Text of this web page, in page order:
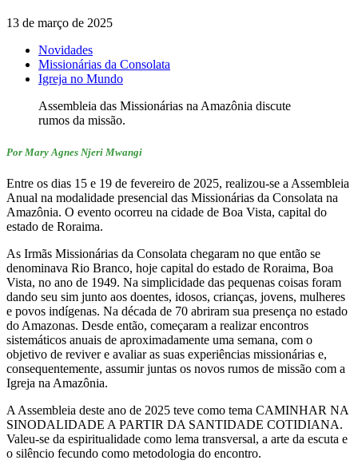
13 de março de 2025
Novidades
Missionárias da Consolata
Igreja no Mundo
Assembleia das Missionárias na Amazônia discute
rumos da missão.
Por Mary Agnes Njeri Mwangi
Entre os dias 15 e 19 de fevereiro de 2025, realizou-se a Assembleia
Anual na modalidade presencial das Missionárias da Consolata na
Amazônia. O evento ocorreu na cidade de Boa Vista, capital do
estado de Roraima.
As Irmãs Missionárias da Consolata chegaram no que então se
denominava Rio Branco, hoje capital do estado de Roraima, Boa
Vista, no ano de 1949. Na simplicidade das pequenas coisas foram
dando seu sim junto aos doentes, idosos, crianças, jovens, mulheres
e povos indígenas. Na década de 70 abriram sua presença no estado
do Amazonas. Desde então, começaram a realizar encontros
sistemáticos anuais de aproximadamente uma semana, com o
objetivo de reviver e avaliar as suas experiências missionárias e,
consequentemente, assumir juntas os novos rumos de missão com a
Igreja na Amazônia.
A Assembleia deste ano de 2025 teve como tema CAMINHAR NA
SINODALIDADE A PARTIR DA SANTIDADE COTIDIANA.
Valeu-se da espiritualidade como lema transversal, a arte da escuta e
o silêncio fecundo como metodologia do encontro.